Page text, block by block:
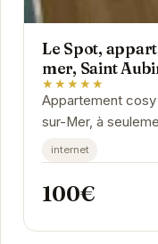
Le Spot,
mer, Saint
★★★★★
Appartement
sur-Mer, à
un cadre
internet
100€